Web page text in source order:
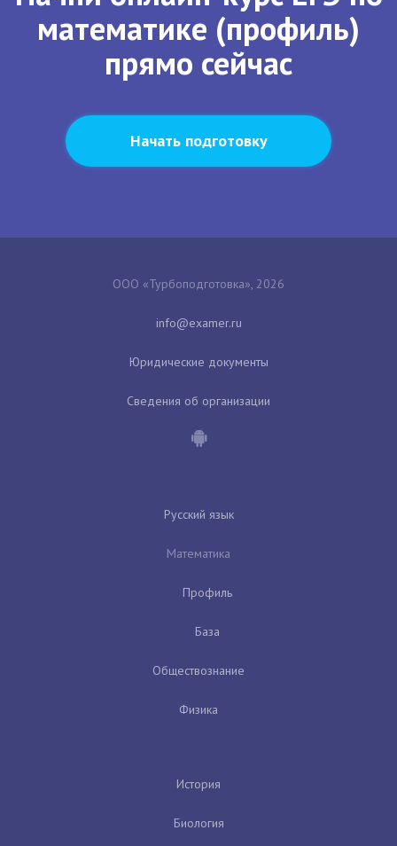
математике (профиль)
прямо сейчас
Начать подготовку
ООО «Турбоподготовка», 2026
Юридические документы
Сведения об организации
Русский язык
Математика
Профиль
База
Обществознание
Физика
История
Биология